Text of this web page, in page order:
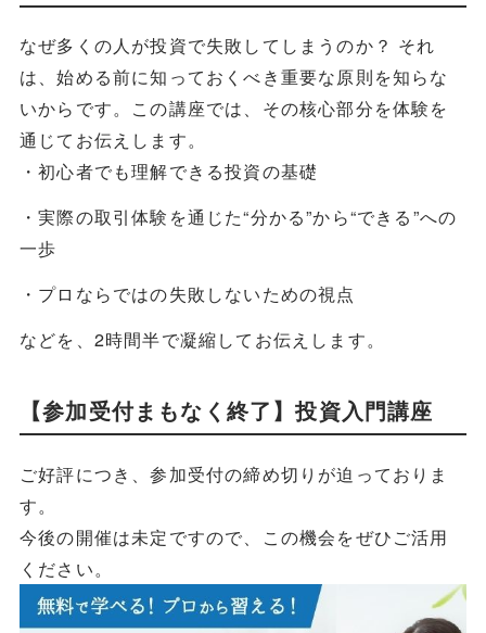
なぜ多くの人が投資で失敗してしまうのか？ それ
は、始める前に知っておくべき重要な原則を知らな
いからです。この講座では、その核心部分を体験を
通じてお伝えします。
・初心者でも理解できる投資の基礎
・実際の取引体験を通じた“分かる”から“できる”への
一歩
・プロならではの失敗しないための視点
などを、2時間半で凝縮してお伝えします。
【参加受付まもなく終了】投資入門講座
ご好評につき、参加受付の締め切りが迫っておりま
す。
今後の開催は未定ですので、この機会をぜひご活用
ください。